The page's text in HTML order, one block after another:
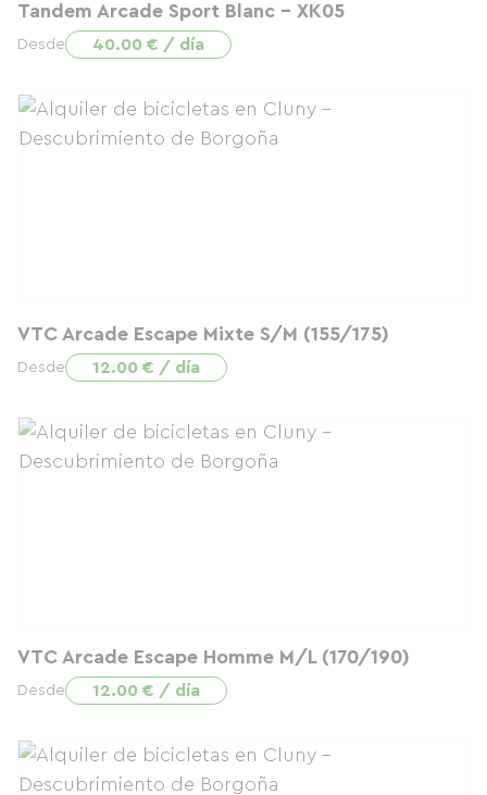
Tandem Arcade Sport Blanc - XK05
Desde 40.00 € / día
VTC Arcade Escape Mixte S/M (155/175)
Desde 12.00 € / día
VTC Arcade Escape Homme M/L (170/190)
Desde 12.00 € / día